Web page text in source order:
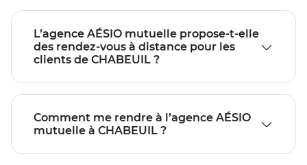
L’agence AÉSIO mutuelle propose-t-elle
des rendez-vous à distance pour les
clients de CHABEUIL ?
Comment me rendre à l’agence AÉSIO
mutuelle à CHABEUIL ?